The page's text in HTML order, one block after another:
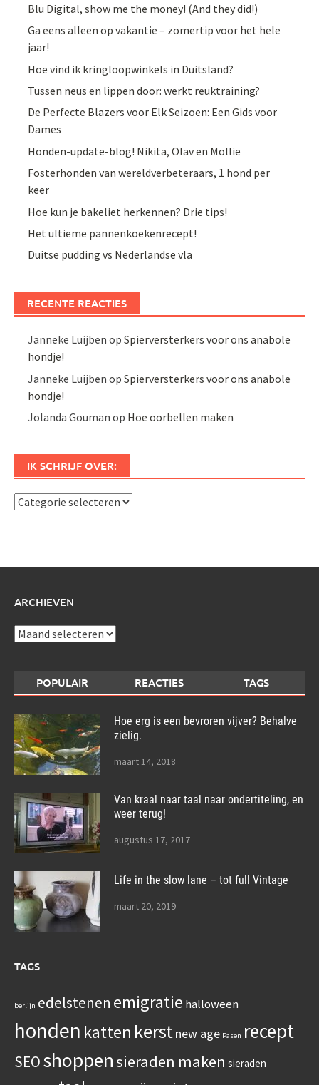
Blu Digital, show me the money! (And they did!)
Ga eens alleen op vakantie – zomertip voor het hele
jaar!
Hoe vind ik kringloopwinkels in Duitsland?
Tussen neus en lippen door: werkt reuktraining?
De Perfecte Blazers voor Elk Seizoen: Een Gids voor
Dames
Honden-update-blog! Nikita, Olav en Mollie
Fosterhonden van wereldverbeteraars, 1 hond per
keer
Hoe kun je bakeliet herkennen? Drie tips!
Het ultieme pannenkoekenrecept!
Duitse pudding vs Nederlandse vla
RECENTE REACTIES
Janneke Luijben opSpierversterkers voor ons anabole
hondje!
Janneke Luijben opSpierversterkers voor ons anabole
hondje!
Jolanda Gouman op Hoe oorbellen maken
IK SCHRIJF OVER:
Ik
ARCHIEVEN
Archieven
POPULAIR REACTIES TAGS
Hoe erg is een bevroren vijver? Behalve
zielig.
maart 14, 2018
Van kraal naar taal naar ondertiteling, en
weer terug!
augustus 17, 2017
Life in the slow lane – tot full Vintage
maart 20, 2019
TAGS
berlijn edelstenen emigratie halloween
honden katten kerstnew age Pasen recept
SEOshoppensieraden maken sieraden